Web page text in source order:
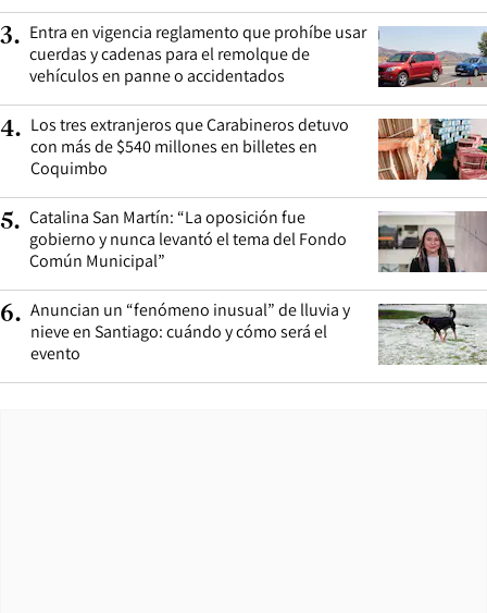
3. Entra en vigencia reglamento que prohíbe usar
cuerdas y cadenas para el remolque de
vehículos en panne o accidentados
4. Los tres extranjeros que Carabineros detuvo
con más de $540 millones en billetes en
Coquimbo
5. Catalina San Martín: “La oposición fue
gobierno y nunca levantó el tema del Fondo
Común Municipal”
6. Anuncian un “fenómeno inusual” de lluvia y
nieve en Santiago: cuándo y cómo será el
evento